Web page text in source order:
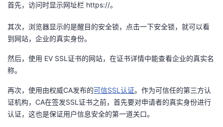
程
认
证
的
实
我
的
持
建
首先，访问时显示网址栏 https://。
其次，浏览器显示的是醒目的安全锁，点击一下安全锁，就可以看
到网站，企业的真实身份。
然后，使用 EV SSL证书的网站，在证书详情中能查看企业的真实名
称。
再次，使用由权威CA发布的可信SSL认证。作为可信任的第三方认
证机构，CA在签发SSL证书之前，首先要对申请者的真实身份进行
认证，这也是保证用户信息安全的第一道关口。